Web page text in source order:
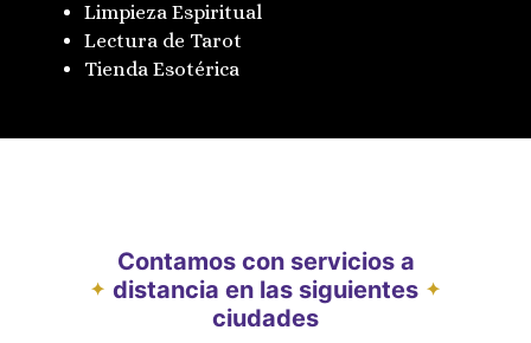
Limpieza Espiritual
Lectura de Tarot
Tienda Esotérica
✦
Contamos con servicios a
distancia en las siguientes
ciudades
✦